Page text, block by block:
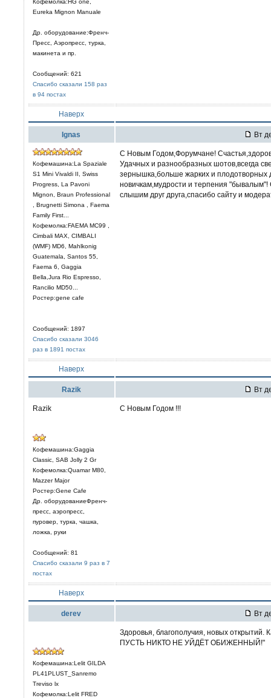
Кофемолка:HG one,
Eureka Mignon Manuale
Др. оборудование:Френч-
Пресс, Аэропресс, турка,
макинета и пр.
Сообщений: 621
Спасибо сказали 158 раз
в 94 постах
Наверх
Ignas Вт
Кофемашина:La Spaziale
S1 Mini Vivaldi II, Swiss
Progress, La Pavoni
Mignon, Braun Professional
, Brugnetti Simona , Faema
Family First...
Кофемолка:FAEMA MC99 ,
Cimbali MAX, CIMBALI
(WMF) MD6, Mahlkonig
Guatemala, Santos 55,
Faema 6, Gaggia
Bella,Jura Rio Espresso,
Rancilio MD50...
Ростер:gene cafe
Сообщений: 1897
Спасибо сказали 3046
раз в 1891 постах
C Новым Годом,Форумчане!
Удачных и разнообразных шотов,всегда
зернышка,больше жарких и плодотворных
новичкам,мудрости и терпения
слышим друг друга,спасибо сайту и
Наверх
Razik Вт
Razik
Кофемашина:Gaggia
Classic, SAB Jolly 2 Gr
Кофемолка:Quamar M80,
Mazzer Major
Ростер:Gene Cafe
Др. оборудованиеФренч-
пресс, аэропресс,
пуровер, турка, чашка,
ложка, руки
Сообщений: 81
Спасибо сказали 9 раз в 7
постах
С Новым Годом !!!
Наверх
derev Вт
Кофемашина:Lelit GILDA
PL41PLUST_Sanremo
Treviso lx
Кофемолка:Lelit FRED
Здоровья, благополучия, новых
ПУСТЬ НИКТО НЕ УЙДЁТ ОБИЖЕННЫЙ!"